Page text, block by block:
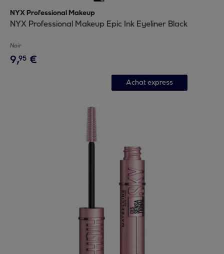
NYX Professional Makeup
NYX Professional Makeup Epic Ink Eyeliner Black
Noir
9,95 €
Achat express